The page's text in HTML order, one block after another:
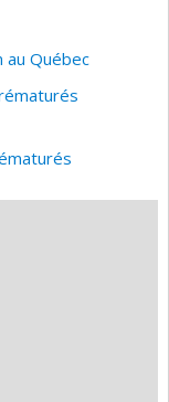
au Québec